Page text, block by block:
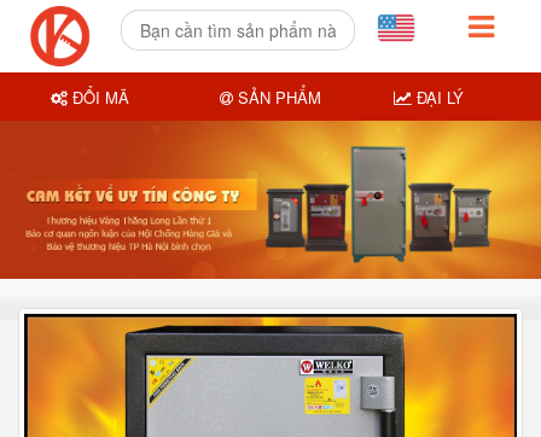
ĐỔI MÃ SẢN PHẨM ĐẠI LÝ